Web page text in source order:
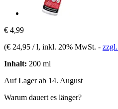
€ 4,99
(€ 24,95 / l, inkl. 20% MwSt. -
Inhalt: 200 ml
Auf Lager ab 14. August
Warum dauert es länger?